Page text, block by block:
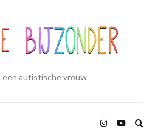
een autistische vrouw